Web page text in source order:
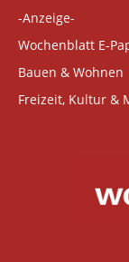
-Anzeige-
Wochenblatt E-
Bauen & Wohnen
Freizeit, Kultur &